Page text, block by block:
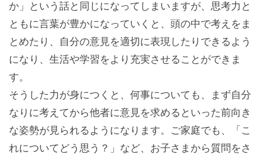
か」という話と同じになってしまいますが、思考力と
ともに言葉が豊かになっていくと、頭の中で考えをま
とめたり、自分の意見を適切に表現したりできるよう
になり、生活や学習をより充実させることができま
す。
そうした力が身につくと、何事についても、まず自分
なりに考えてから他者に意見を求めるといった前向き
な姿勢が見られるようになります。ご家庭でも、「こ
れについてどう思う？」など、お子さまから質問をさ